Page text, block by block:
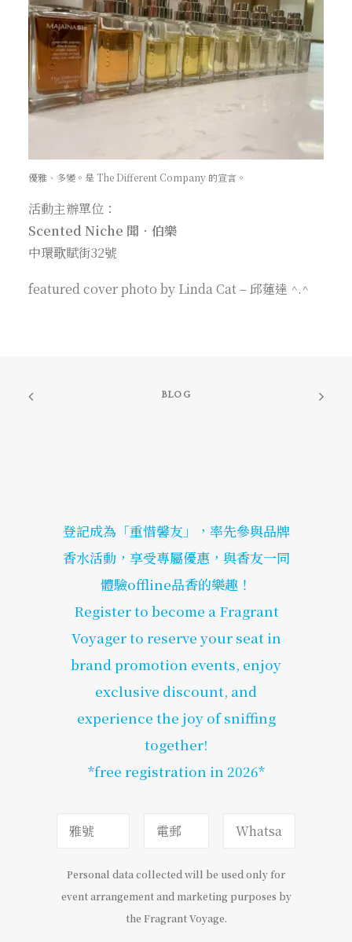
優雅、多變。是 The Different Company 的宣言。
活動主辦單位：
Scented Niche 聞‧伯樂
中環歌賦街32號
featured cover photo by Linda Cat – 邱蓮達 ^.^
BLOG
登記成為「重惜馨友」，率先參與品牌
香水活動，享受專屬優惠，與香友一同
體驗offline品香的樂趣！
Register to become a Fragrant
Voyager to reserve your seat in
brand promotion events, enjoy
exclusive discount, and
experience the joy of sniffing
together!
*free registration in 2026*
Personal data collected will be used only for
event arrangement and marketing purposes by
the Fragrant Voyage.